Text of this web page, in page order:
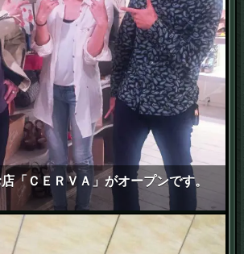
「ＣＥＲＶＡ」がオープンです。